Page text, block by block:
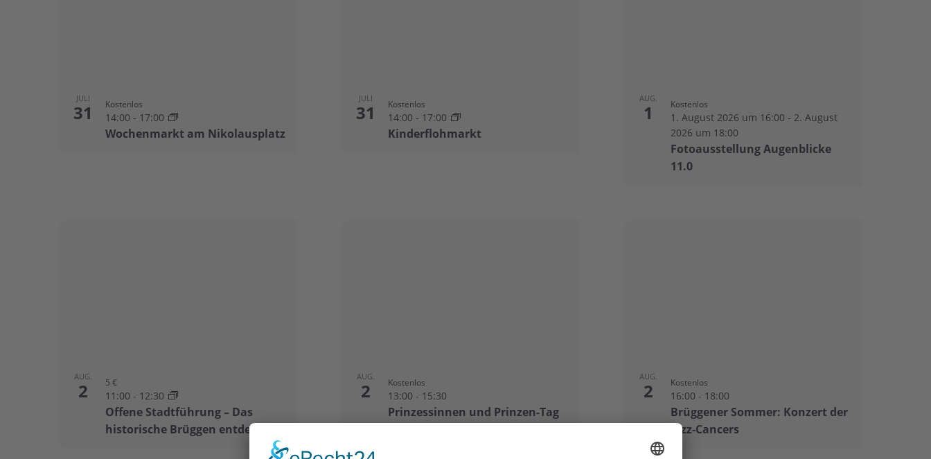
JULI
31
Wochenmarkt am Nikolausplatz
14:00 - 17:00
Kostenlos
JULI
31
Kinderflohmarkt
14:00 - 17:00
Kostenlos
AUG.
1
Fotoausstellung Augenblicke
11.0
1. August 2026 um 16:00 - 2. August
2026 um 18:00
Kostenlos
AUG.
2
Offene Stadtführung – Das
historische Brüggen entdecken
11:00 - 12:30
5 €
AUG.
2
Prinzessinnen und Prinzen-Tag
13:00 - 15:30
Kostenlos
AUG.
2
Brüggener Sommer: Konzert der
Jazz-Cancers
16:00 - 18:00
Kostenlos